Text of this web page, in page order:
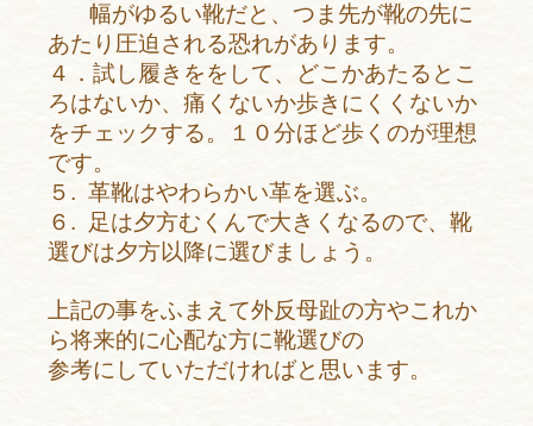
幅がゆるい靴だと、つま先が靴の先に
あたり圧迫される恐れがあります。
４．試し履きををして、どこかあたるとこ
ろはないか、痛くないか歩き にくくないか
をチェックする。
１０分ほど歩くのが理想
です。
５. 革靴はやわらかい革を選ぶ。
６. 足は夕方むくんで大きくなるので、靴
選びは夕方以降に選びましょう。
上記の事をふまえて外反母趾の方やこれか
ら将来的に心配な方に靴選びの
参考にしていただければと思います。